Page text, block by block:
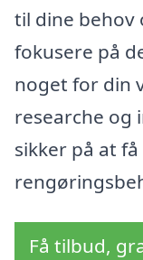
til dine behov
fokusere på
noget for din
researche og
sikker på at
Få tilbud,